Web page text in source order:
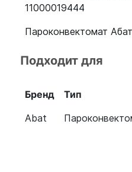
11000019444
Пароконвектомат
Пароконвектомат
Пароконвектомат
Пароконвектомат
Пароконвектомат
Подходит для
Бренд Тип
Abat